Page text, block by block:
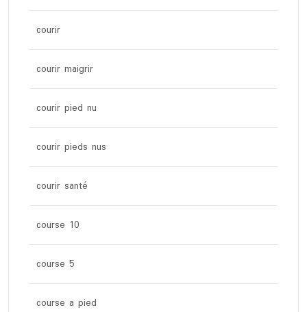
courir
courir maigrir
courir pied nu
courir pieds nus
courir santé
course 10
course 5
course a pied